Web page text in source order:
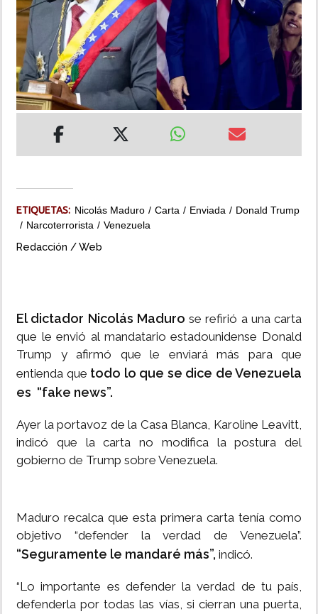
MUNDO
INSÓLITAS
MULTIMEDIA
IMPRESO
ETIQUETAS: Nicolás Maduro Carta Enviada
Donald Trump
Narcoterrorista
Venezuela
Redacción / Web
El dictador Nicolás Maduro se refirió a una carta
que le envió al mandatario estadounidense Donald
Trump y afirmó que le enviará más para que
entienda que todo lo que se dice de Venezuela
es “fake news”.
Ayer la portavoz de la Casa Blanca, Karoline Leavitt,
indicó que la carta no modifica la postura del
gobierno de Trump sobre Venezuela.
Maduro recalca que esta primera carta tenía como
objetivo “defender la verdad de Venezuela”.
“Seguramente le mandaré más”, indicó.
“Lo importante es defender la verdad de tu país,
defenderla por todas las vías, si cierran una puerta,